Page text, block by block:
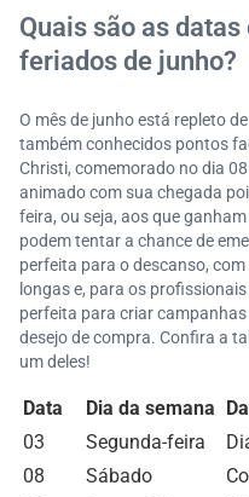
Quais são as
feriados de junho?
O mês de junho está repleto
também conhecidos pontos
Christi, comemorado no dia
animado com sua chegada
feira, ou seja, aos que
podem tentar a chance de
perfeita para o descanso,
longas e, para os
perfeita para criar
desejo de compra. Confira a
um deles!
Data Dia da semana
03
Segunda-feira
08
Sábado